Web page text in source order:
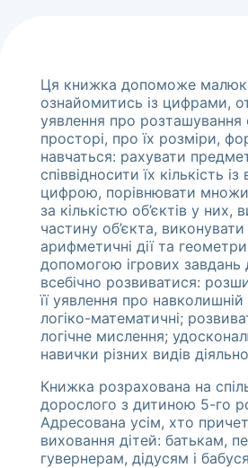
Ця книжка допоможе
ознайомитись із цифрами,
уявлення про розташування
просторі, про їх розміри,
навчаться: рахувати
співвідносити їх кількість
цифрою, порівнювати
за кількістю об’єктів у них,
частину об’єкта,
арифметичні дії та
допомогою ігрових завдань
всебічно розвиватися:
її уявлення про навколишній
логіко-математичні;
логічне мислення;
навички різних видів
Книжка розрахована на
дорослого з дитиною 5-го
Адресована усім, хто
виховання дітей: батькам,
гувернерам, дідусям і